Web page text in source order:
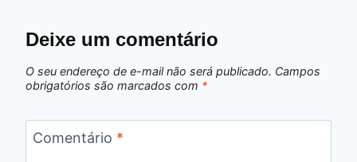
Deixe um comentário
O seu endereço de e-mail não será publicado. Campos
obrigatórios são marcados com *
Comentário *